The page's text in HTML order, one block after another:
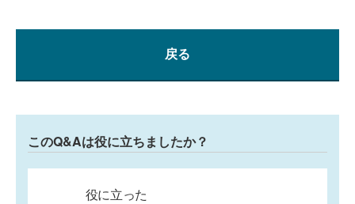
戻る
このQ&Aは役に立ちましたか？
役に立った